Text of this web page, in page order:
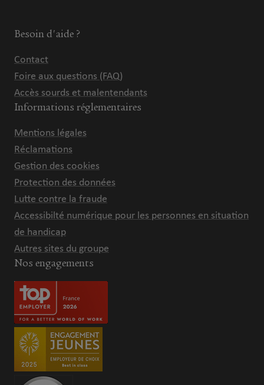
Besoin d'aide ?
Contact
Foire aux questions (FAQ)
Accès sourds et malentendants
Informations réglementaires
Mentions légales
Réclamations
Gestion des cookies
Protection des données
Lutte contre la fraude
Accessibilté numérique pour les personnes en situation
de handicap
Autres sites du groupe
Nos engagements